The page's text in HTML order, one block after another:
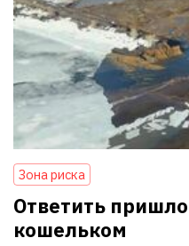
Зона риска
Ответить
кошельком